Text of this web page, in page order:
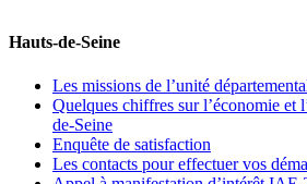
Hauts-de-Seine
Les missions de l’unité
Quelques chiffres sur l’économie et
de-Seine
Enquête de satisfaction
Les contacts pour effectuer vos